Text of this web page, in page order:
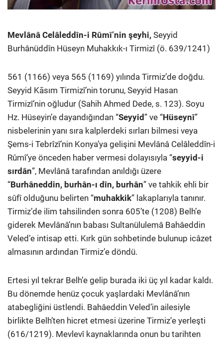
Mevlânâ Celâleddîn-i Rûmî’nin şeyhi, Seyyid
Burhânüddîn Hüseyn Muhakkık-ı Tirmizî (ö. 639/1241)
561 (1166) veya 565 (1169) yılında Tirmiz’de doğdu.
Seyyid Kāsım Tirmizî’nin torunu, Seyyid Hasan
Tirmizî’nin oğludur (Sahih Ahmed Dede, s. 123). Soyu
Hz. Hüseyin’e dayandığından “Seyyid” ve “Hüseynî”
nisbelerinin yanı sıra kalplerdeki sırları bilmesi veya
Şems-i Tebrîzî’nin Konya’ya gelişini Mevlânâ Celâleddîn-i
Rûmî’ye önceden haber vermesi dolayısıyla “seyyid-i
sırdân”, Mevlânâ tarafından anıldığı üzere
“Burhâneddin, burhân-ı dîn, burhân” ve tahkik ehli bir
sûfî olduğunu belirten “muhakkik” lakaplarıyla tanınır.
Tirmiz’de ilim tahsilinden sonra 605’te (1208) Belh’e
giderek Mevlânâ’nın babası Sultanülulemâ Bahâeddin
Veled’e intisap etti. Kırk gün sohbetinde bulunup icâzet
almasının ardından Tirmiz’e döndü.
Ertesi yıl tekrar Belh’e gelip burada iki üç yıl kadar kaldı.
Bu dönemde henüz çocuk yaşlardaki Mevlânâ’nın
atabegliğini üstlendi. Bahâeddin Veled’in ailesiyle
birlikte Belh’ten hicret etmesi üzerine Tirmiz’e yerleşti
(616/1219). Mevlevî kaynaklarında onun bu tarihten